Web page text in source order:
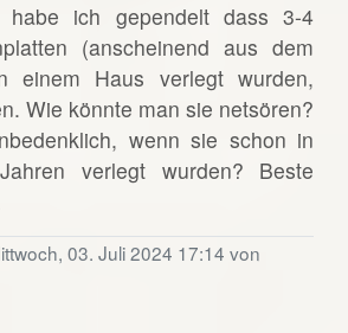
ich gependelt dass 3-4
(anscheinend aus dem
einem Haus verlegt wurden,
Wie könnte man sie netsören?
wenn sie schon in
verlegt wurden? Beste
03. Juli 2024 17:14 von